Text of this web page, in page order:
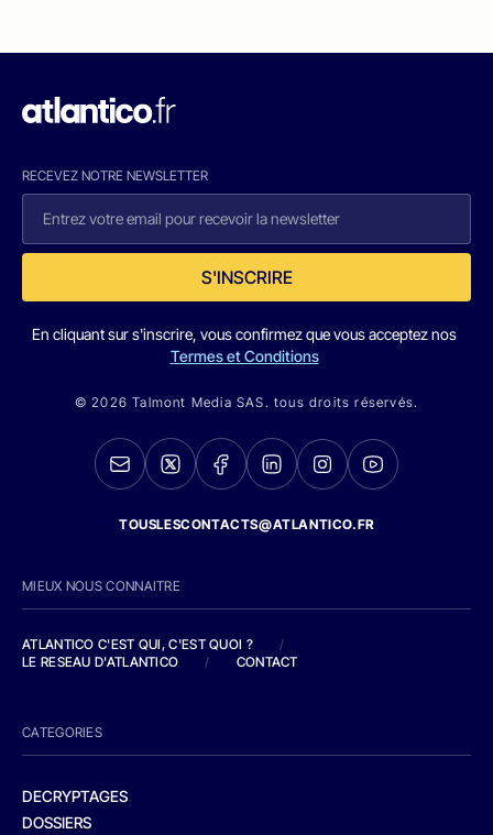
RECEVEZ NOTRE NEWSLETTER
S'INSCRIRE
En cliquant sur s'inscrire, vous confirmez que vous acceptez nos
Termes et Conditions
© 2026 Talmont Media SAS. tous droits réservés.
TOUSLESCONTACTS@ATLANTICO.FR
MIEUX NOUS CONNAITRE
ATLANTICO C'EST QUI, C'EST QUOI ?
/
LE RESEAU D'ATLANTICO
/ CONTACT
CATEGORIES
DECRYPTAGES
DOSSIERS